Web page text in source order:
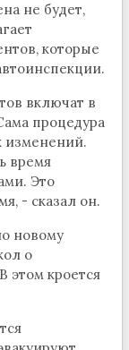
не будет,
которые
включат в
процедура
изменений.
время
Это
- сказал он.
новому
о
этом кроется